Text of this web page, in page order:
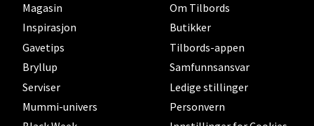
Magasin
Inspirasjon
Gavetips
Bryllup
Serviser
Mummi-univers
Om Tilbords
Butikker
Tilbords-appen
Samfunnsansvar
Ledige stillinger
Personvern
Steinkjer - Thon Senter Steinkjer
Sjøfartsgata 2, 7714 Steinkjer
Åpent i dag 10-20